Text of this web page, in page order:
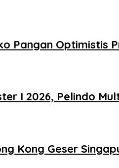
Pangan Optimistis
I 2026, Pelindo
Kong Geser